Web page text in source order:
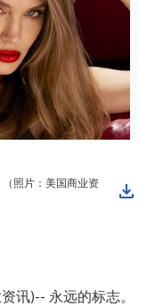
照片：美国商业资
讯)-- 永远的标志。